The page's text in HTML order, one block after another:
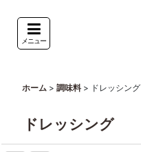
メニュー
ホーム > 調味料 > ドレッシング
ドレッシング